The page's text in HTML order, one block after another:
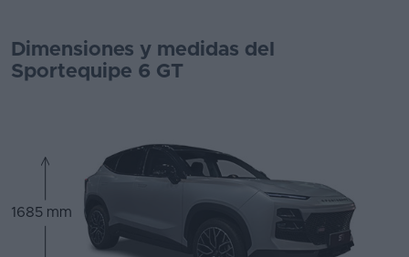
Dimensiones y medidas del
Sportequipe 6 GT
1685 mm